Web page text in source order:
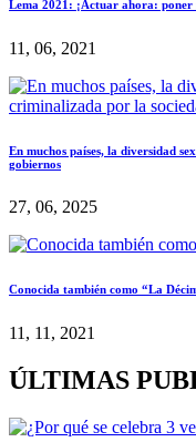
Lema 2021: ¡Actuar ahora:
11, 06, 2021
En muchos países, la diversidad
gobiernos
27, 06, 2025
Conocida también como “La
11, 11, 2021
ÚLTIMAS